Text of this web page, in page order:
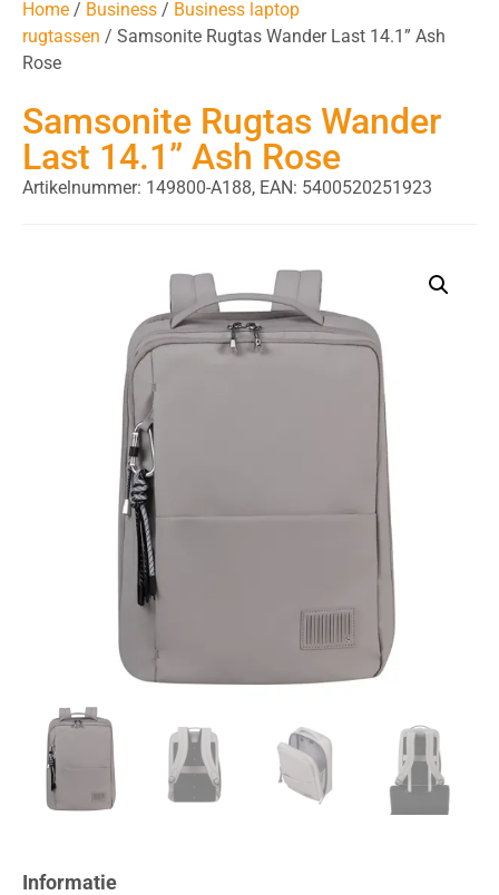
Home / Business / Business laptop
rugtassen / Samsonite Rugtas Wander Last 14.1” Ash
Rose
Samsonite Rugtas Wander
Last 14.1” Ash Rose
Artikelnummer: 149800-A188, EAN: 5400520251923
Informatie